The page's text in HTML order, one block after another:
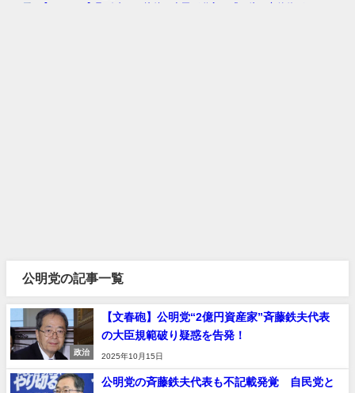
公明党の記事一覧
政治
【文春砲】公明党“2億円資産家”斉藤鉄夫代表
の大臣規範破り疑惑を告発！
2025年10月15日
公明党の斉藤鉄夫代表も不記載発覚 自民党と